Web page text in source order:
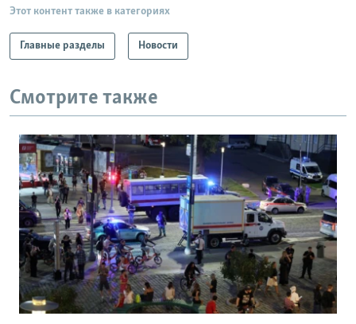
Этот контент также в категориях
Главные разделы Новости
Смотрите также